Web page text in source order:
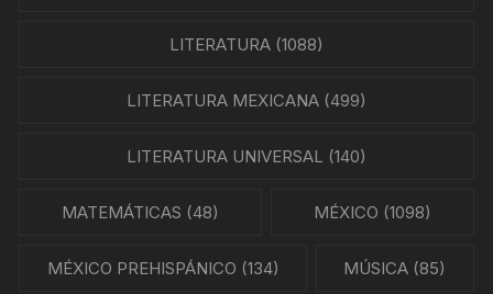
LITERATURA(1088)
LITERATURA MEXICANA(499)
LITERATURA UNIVERSAL (140)
MATEMÁTICAS (48) MÉXICO (1098)
MÉXICO PREHISPÁNICO (134) MÚSICA (85)